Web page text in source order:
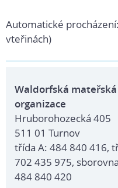
Automatické procházení:
vteřinách)
Waldorfská
organizace
Hruborohozecká 405
511 01 Turnov
třída A: 484 840 416,
702 435 975,
484 840 420